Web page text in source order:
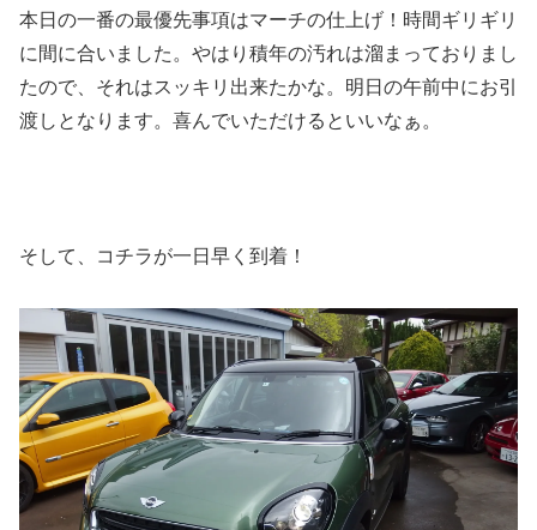
本日の一番の最優先事項はマーチの仕上げ！時間ギリギリ
に間に合いました。やはり積年の汚れは溜まっておりまし
たので、それはスッキリ出来たかな。明日の午前中にお引
渡しとなります。喜んでいただけるといいなぁ。
そして、コチラが一日早く到着！